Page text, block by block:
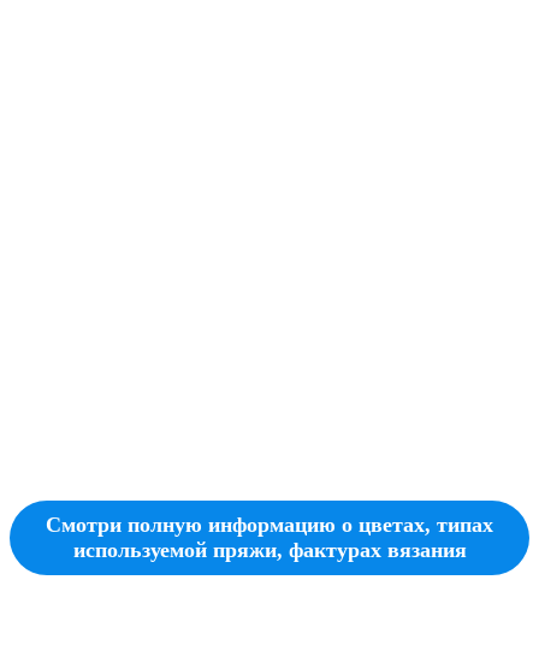
Смотри полную информацию о цветах, типах
используемой пряжи, фактурах вязания